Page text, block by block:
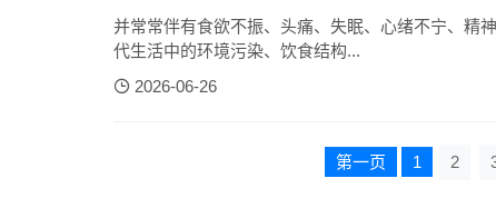
并常常伴有食欲不振、头痛、失眠、心绪不宁、精
代生活中的环境污染、饮食结构...
2026-06-26
第一页 1 2